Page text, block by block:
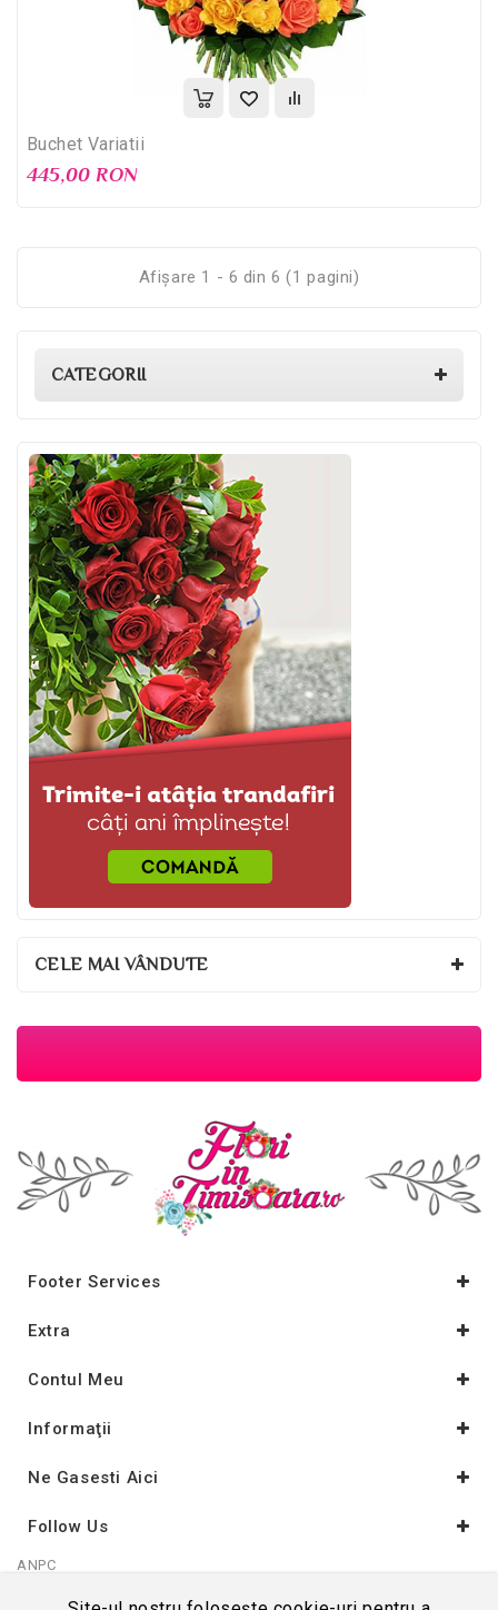
Buchet Variatii
445,00 RON
Afişare 1 - 6 din 6 (1 pagini)
CATEGORII
CELE MAI VÂNDUTE
Footer Services
Extra
Contul Meu
Informaţii
Ne Gasesti Aici
Follow Us
ANPC